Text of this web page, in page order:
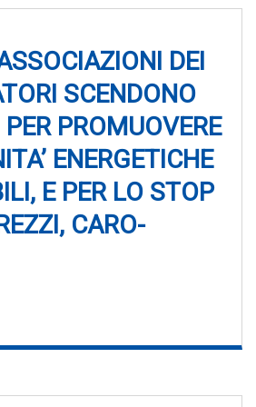
DEI
SCENDONO
PROMUOVERE
ENERGETICHE
E PER LO STOP
CARO-